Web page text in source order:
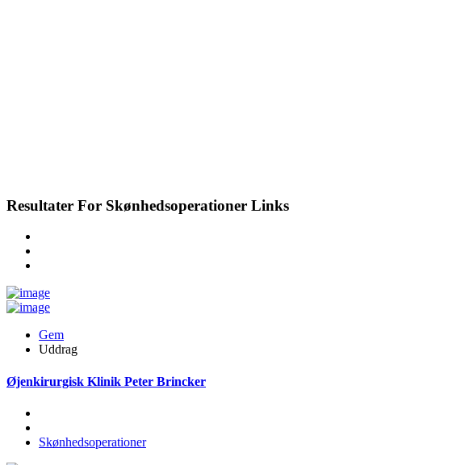
Resultater For Skønhedsoperationer Links
Gem
Uddrag
Øjenkirurgisk Klinik Peter Brincker
Skønhedsoperationer